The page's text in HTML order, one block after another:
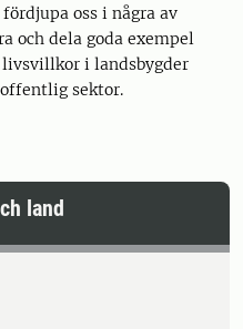
oss i några av
och dela goda exempel
i landsbygder
sektor.
land